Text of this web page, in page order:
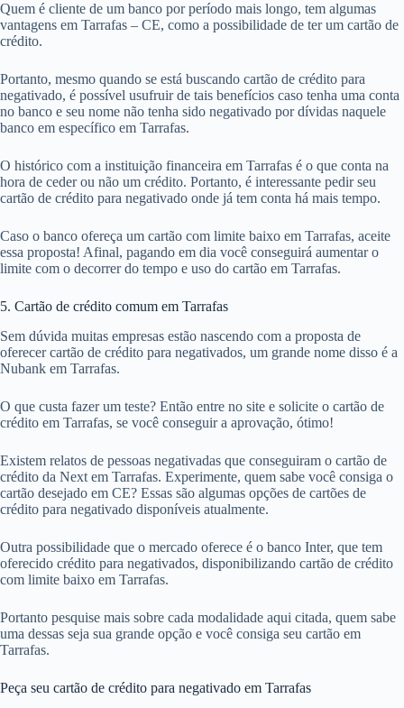
Quem é cliente de um banco por período mais longo, tem algumas
vantagens em Tarrafas – CE, como a possibilidade de ter um cartão de
crédito.
Portanto, mesmo quando se está buscando cartão de crédito para
negativado, é possível usufruir de tais benefícios caso tenha uma conta
no banco e seu nome não tenha sido negativado por dívidas naquele
banco em específico em Tarrafas.
O histórico com a instituição financeira em Tarrafas é o que conta na
hora de ceder ou não um crédito. Portanto, é interessante pedir seu
cartão de crédito para negativado onde já tem conta há mais tempo.
Caso o banco ofereça um cartão com limite baixo em Tarrafas, aceite
essa proposta! Afinal, pagando em dia você conseguirá aumentar o
limite com o decorrer do tempo e uso do cartão em Tarrafas.
5. Cartão de crédito comum em Tarrafas
Sem dúvida muitas empresas estão nascendo com a proposta de
oferecer cartão de crédito para negativados, um grande nome disso é a
Nubank em Tarrafas.
O que custa fazer um teste? Então entre no site e solicite o cartão de
crédito em Tarrafas, se você conseguir a aprovação, ótimo!
Existem relatos de pessoas negativadas que conseguiram o cartão de
crédito da Next em Tarrafas. Experimente, quem sabe você consiga o
cartão desejado em CE? Essas são algumas opções de cartões de
crédito para negativado disponíveis atualmente.
Outra possibilidade que o mercado oferece é o banco Inter, que tem
oferecido crédito para negativados, disponibilizando cartão de crédito
com limite baixo em Tarrafas.
Portanto pesquise mais sobre cada modalidade aqui citada, quem sabe
uma dessas seja sua grande opção e você consiga seu cartão em
Tarrafas.
Peça seu cartão de crédito para negativado em Tarrafas